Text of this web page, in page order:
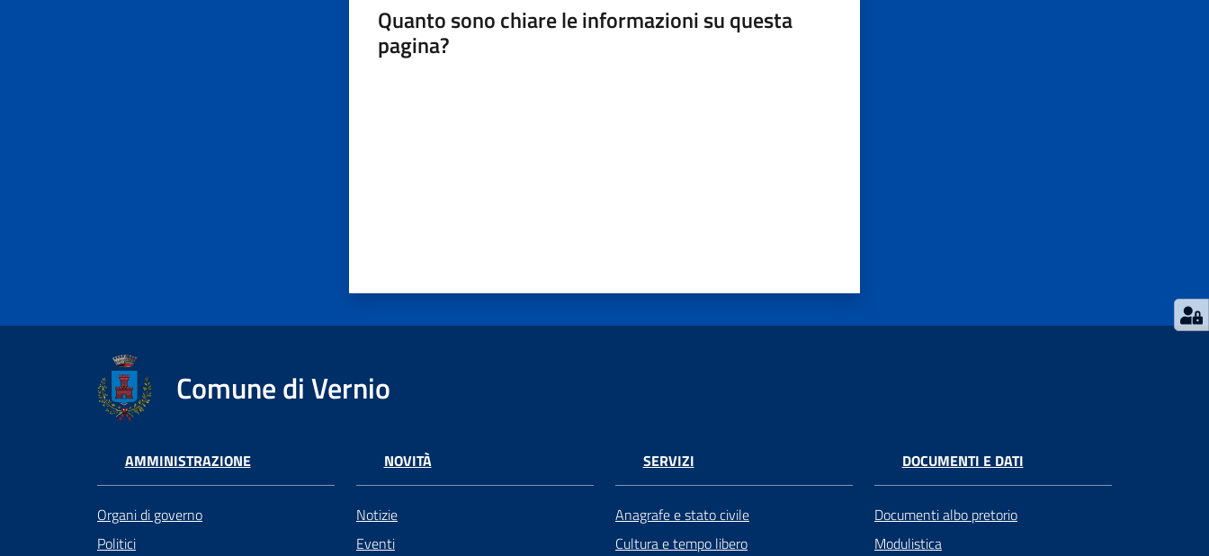
Quanto sono chiare le informazioni su questa
pagina?
Comune di Vernio
AMMINISTRAZIONE
Organi di governo
Politici
NOVITÀ
Notizie
Eventi
SERVIZI
Anagrafe e stato civile
Cultura e tempo libero
DOCUMENTI E DATI
Documenti albo pretorio
Modulistica